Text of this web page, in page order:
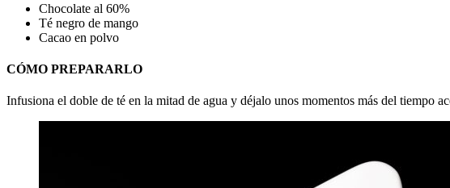
Chocolate al 60%
Té negro de mango
Cacao en polvo
CÓMO PREPARARLO
Infusiona el doble de té en la mitad de agua y déjalo unos momentos más del